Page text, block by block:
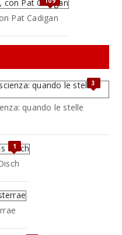
Pat Cadigan
3
quando le stelle
1